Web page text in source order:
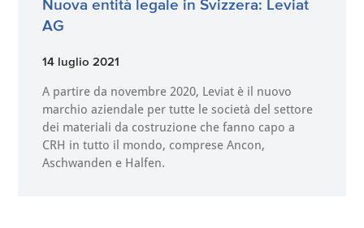
Nuova entità legale in Svizzera: Leviat
AG
14 luglio 2021
A partire da novembre 2020, Leviat è il nuovo
marchio aziendale per tutte le società del settore
dei materiali da costruzione che fanno capo a
CRH in tutto il mondo, comprese Ancon,
Aschwanden e Halfen.